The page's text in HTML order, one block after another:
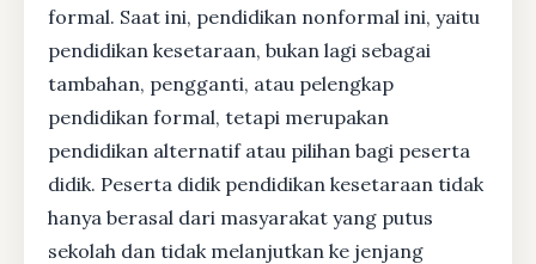
formal. Saat ini, pendidikan nonformal ini, yaitu
pendidikan kesetaraan, bukan lagi sebagai
tambahan, pengganti, atau pelengkap
pendidikan formal, tetapi merupakan
pendidikan alternatif atau pilihan bagi peserta
didik. Peserta didik pendidikan kesetaraan tidak
hanya berasal dari masyarakat yang putus
sekolah dan tidak melanjutkan ke jenjang